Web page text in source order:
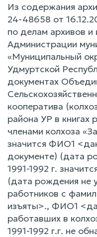
Из содержания
24-48658 от
по делам архивов
Администрации
«Муниципальный
Удмуртской
документах
кооператива
района УР в книгах
членами колхоза
значится ФИО1
документе) (дата
1991-1992 г.
(дата рождения не
работников с
изъяты>., ФИО1
работавших в
1991-1992 г.г. не